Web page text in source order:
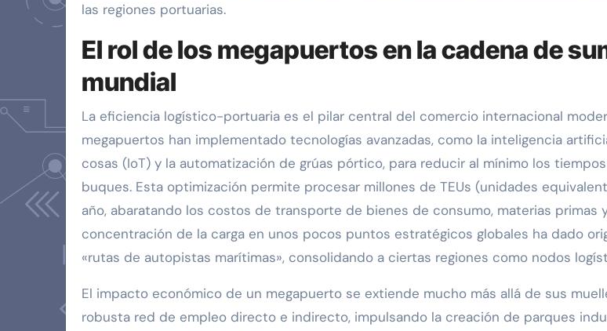
las regiones portuarias.
El rol de los megapuertos en la cadena de
mundial
La eficiencia logístico-portuaria es el pilar central del comercio internacional
megapuertos han implementado tecnologías avanzadas, como la inteligencia
cosas (IoT) y la automatización de grúas pórtico, para reducir al mínimo los
buques. Esta optimización permite procesar millones de TEUs (unidades
año, abaratando los costos de transporte de bienes de consumo, materias primas
concentración de la carga en unos pocos puntos estratégicos globales ha dado
«rutas de autopistas marítimas», consolidando a ciertas regiones como nodos
El impacto económico de un megapuerto se extiende mucho más allá de sus
robusta red de empleo directo e indirecto, impulsando la creación de parques